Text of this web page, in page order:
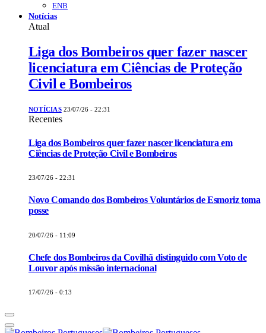
ENB
Notícias
Atual
Liga dos Bombeiros quer fazer nascer
licenciatura em Ciências de Proteção
Civil e Bombeiros
NOTÍCIAS 23/07/26 - 22:31
Recentes
Liga dos Bombeiros quer fazer nascer licenciatura em
Ciências de Proteção Civil e Bombeiros
23/07/26 - 22:31
Novo Comando dos Bombeiros Voluntários de Esmoriz toma
posse
20/07/26 - 11:09
Chefe dos Bombeiros da Covilhã distinguido com Voto de
Louvor após missão internacional
17/07/26 - 0:13